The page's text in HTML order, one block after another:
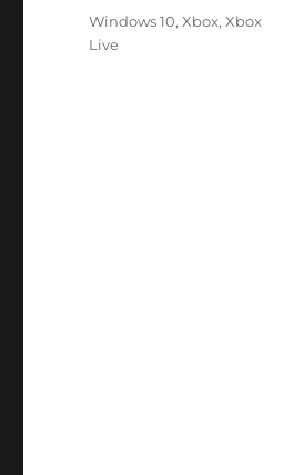
일
태
그
Windows 10,Xbox,Xbox
Live